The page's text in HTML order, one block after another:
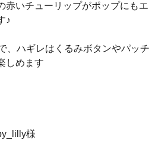
赤いチューリップがポップにもエ
♪
、ハギレはくるみボタンやパッチ
しめます
様